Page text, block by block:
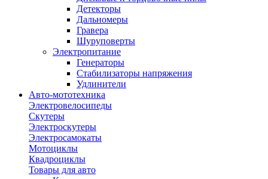
Детекторы
Дальномеры
Гравера
Шуруповерты
Электропитание
Генераторы
Стабилизаторы напряжения
Удлинители
Авто-мототехника
Электровелосипеды
Скутеры
Электроскутеры
Электросамокаты
Мотоциклы
Квадроциклы
Товары для авто